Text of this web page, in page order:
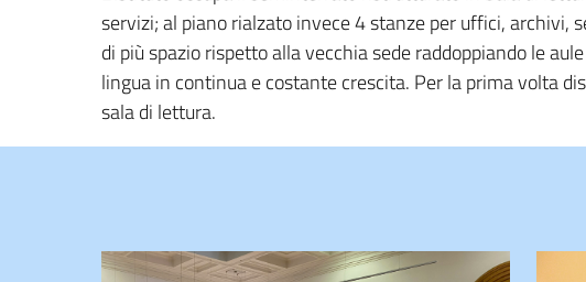
servizi; al piano rialzato invece 4 stanze per uffici, archivi,
di più spazio rispetto alla vecchia sede raddoppiando le
lingua in continua e costante crescita. Per la prima volta
sala di lettura.